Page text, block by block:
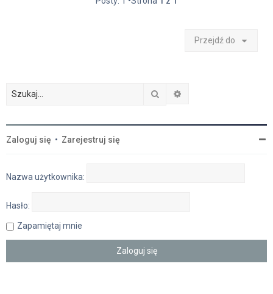
Przejdź do
Szukaj
Zaloguj się • Zarejestruj się
Nazwa użytkownika:
Hasło:
Zapamiętaj mnie